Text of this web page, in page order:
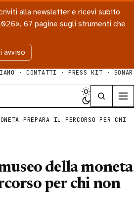
alla newsletter e ricevi subito
67 pagine sugli strumenti che
avviso
· CONTATTI · PRESS KIT · SONAR
PREPARA IL PERCORSO PER CHI
della moneta
per chi non